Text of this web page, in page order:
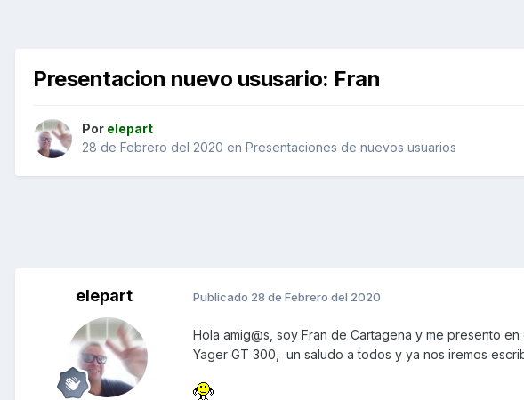
Presentacion nuevo ususario: Fran
Por elepart
28 de Febrero del 2020 en Presentaciones de nuevos usuarios
elepart Publicado 28 de Febrero del 2020
Hola amig@s, soy Fran de Cartagena y me presento
Yager GT 300, un saludo a todos y ya nos iremos